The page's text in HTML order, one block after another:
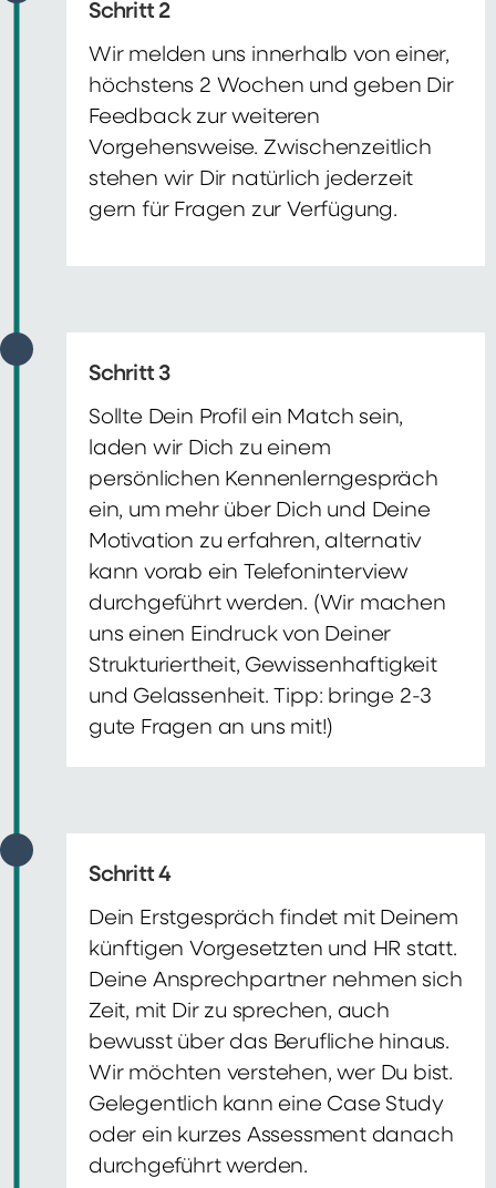
Schritt 2
Wir melden uns innerhalb von einer,
höchstens 2 Wochen und geben Dir
Feedback zur weiteren
Vorgehensweise. Zwischenzeitlich
stehen wir Dir natürlich jederzeit
gern für Fragen zur Verfügung.
Schritt 3
Sollte Dein Profil ein Match sein,
laden wir Dich zu einem
persönlichen Kennenlerngespräch
ein, um mehr über Dich und Deine
Motivation zu erfahren, alternativ
kann vorab ein Telefoninterview
durchgeführt werden. (Wir machen
uns einen Eindruck von Deiner
Strukturiertheit, Gewissenhaftigkeit
und Gelassenheit. Tipp: bringe 2-3
gute Fragen an uns mit!)
Schritt 4
Dein Erstgespräch findet mit Deinem
künftigen Vorgesetzten und HR statt.
Deine Ansprechpartner nehmen sich
Zeit, mit Dir zu sprechen, auch
bewusst über das Berufliche hinaus.
Wir möchten verstehen, wer Du bist.
Gelegentlich kann eine Case Study
oder ein kurzes Assessment danach
durchgeführt werden.